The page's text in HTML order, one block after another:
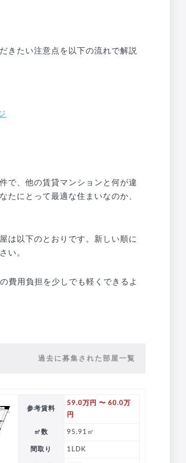
きたい注意点を以下の流れで解説
で、他の賃貸マンションと何が違
たにとって最適な住まいなのか、
は以下のとおりです。新しい順に
い。
費用負担を少しでも軽くできるよ
過去に募集された部屋一覧
参考賃料
59.0万円 〜 60.0万
円
㎡数 95.91㎡
間取り 1LDK